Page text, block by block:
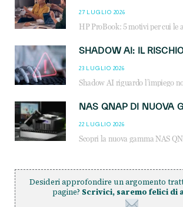
27 LUGLIO 2026
23 LUGLIO 2026
22 LUGLIO 2026
Desideri approfondire un argomento
pagine? Scrivici, saremo felici di